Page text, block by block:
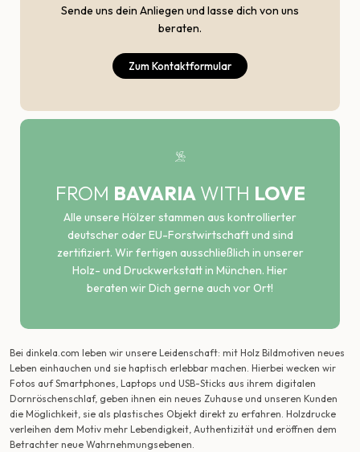
Sende uns dein Anliegen und lasse dich von uns
beraten.
Zum Kontaktformular
FROM BAVARIAWITH LOVE
Alle unsere Hölzer stammen aus kontrollierter
deutscher oder EU-Forstwirtschaft und sind
zertifiziert. Wir fertigen ausschließlich in unserer
Holz- und Druckwerkstatt in München. Hier
beraten wir Dich gerne auch vor Ort!
Bei dinkela.com leben wir unsere Leidenschaft: mit Holz Bildmotiven neues
Leben einhauchen und sie haptisch erlebbar machen. Hierbei wecken wir
Fotos auf Smartphones, Laptops und USB-Sticks aus ihrem digitalen
Dornröschenschlaf, geben ihnen ein neues Zuhause und unseren Kunden
die Möglichkeit, sie als plastisches Objekt direkt zu erfahren. Holzdrucke
verleihen dem Motiv mehr Lebendigkeit, Authentizität und eröffnen dem
Betrachter neue Wahrnehmungsebenen.